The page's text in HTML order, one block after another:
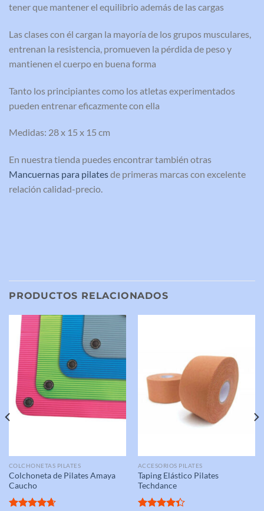
tener que mantener el equilibrio además de las cargas
Las clases con él cargan la mayoría de los grupos musculares,
entrenan la resistencia, promueven la pérdida de peso y
mantienen el cuerpo en buena forma
Tanto los principiantes como los atletas experimentados
pueden entrenar eficazmente con ella
Medidas: 28 x 15 x 15 cm
En nuestra tienda puedes encontrar también otras
Mancuernas para pilatesde primeras marcas con excelente
relación calidad-precio.
PRODUCTOS RELACIONADOS
COLCHONETAS PILATES
Colchoneta de Pilates Amaya
Caucho
ACCESORIOS PILATES
Taping Elástico Pilates
Techdance